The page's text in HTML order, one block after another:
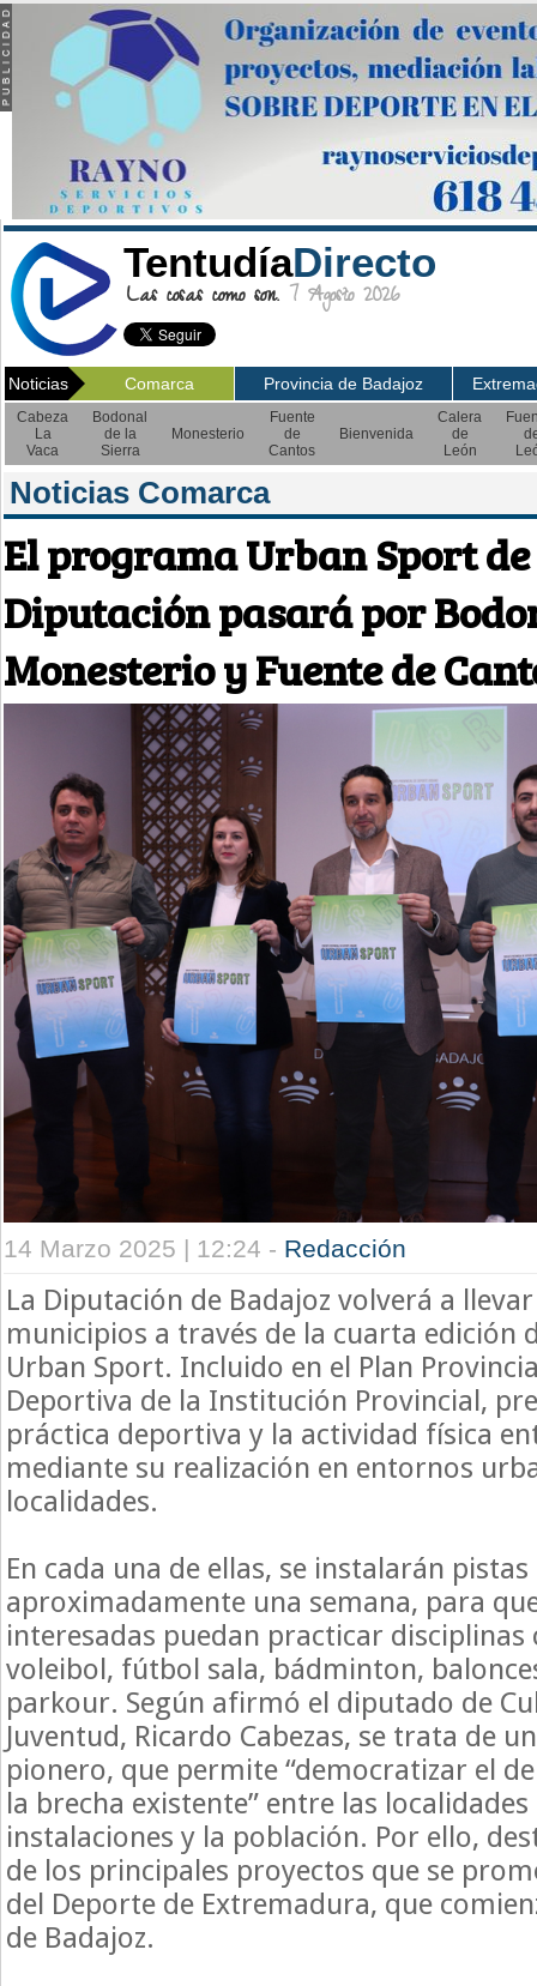
TentudíaDirecto
Las cosas como son. 7 Agosto 2026
Noticias Comarca Provincia de Badajoz
Cabeza
La
Vaca
Bodonal
de la
Sierra
Monesterio
Fuente
de
Cantos
Bienvenida
Calera
de
León
Noticias Comarca
El programa Urban Sport
Diputación pasará por
Monesterio y Fuente de
14 Marzo 2025 | 12:24 - Redacción
La Diputación de Badajoz volverá a
municipios a través de la cuarta edición
Urban Sport. Incluido en el Plan
Deportiva de la Institución Provincial,
práctica deportiva y la actividad física
mediante su realización en entornos
localidades.
En cada una de ellas, se instalarán
aproximadamente una semana, para
interesadas puedan practicar disciplinas
voleibol, fútbol sala, bádminton,
parkour. Según afirmó el diputado de
Juventud, Ricardo Cabezas, se trata de
pionero, que permite “democratizar el
la brecha existente” entre las localidades
instalaciones y la población. Por ello,
de los principales proyectos que se
del Deporte de Extremadura, que
de Badajoz.